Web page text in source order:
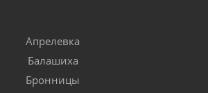
Апрелевка
Балашиха
Бронницы